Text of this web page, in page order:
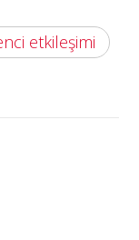
etkileşimi